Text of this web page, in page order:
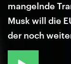
mangelnde
Musk will die
der noch